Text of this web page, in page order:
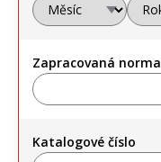
Zapracovaná norma
Katalogové číslo